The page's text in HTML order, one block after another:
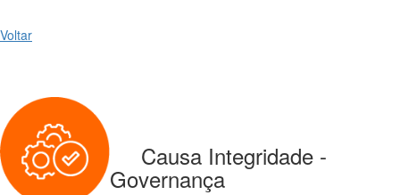
Voltar
Causa Integridade -
Governança